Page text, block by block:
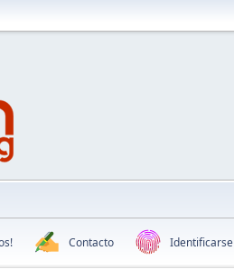
Contacto Identificarse